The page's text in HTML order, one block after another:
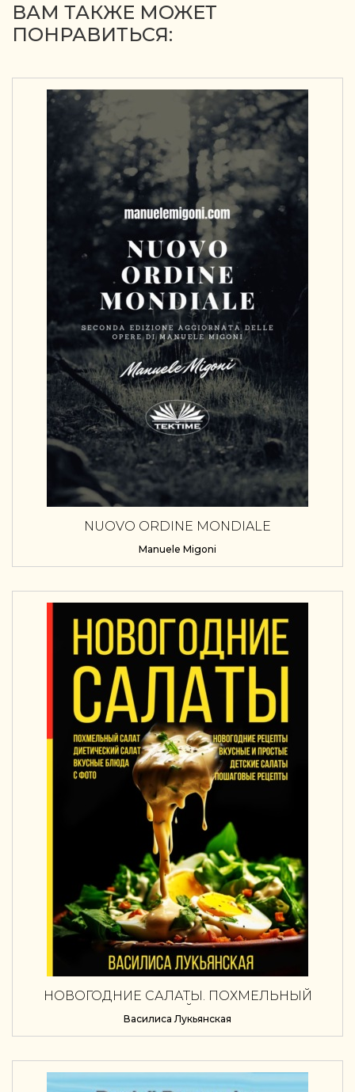
ВАМ ТАКЖЕ МОЖЕТ
ПОНРАВИТЬСЯ:
NUOVO ORDINE MONDIALE
Manuele Migoni
НОВОГОДНИЕ САЛАТЫ. ПОХМЕЛЬНЫЙ
БЛЮДА С ФОТО. НОВОГОДНИЕ РЕЦЕПТЫ.
ВКУСНЫЕ И ПРОСТЫЕ. ДЕТСКИЕ САЛАТЫ.
Василиса Лукьянская